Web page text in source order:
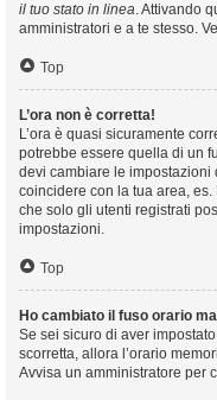
il tuo stato in linea. Attivando
amministratori e a te stesso.
Top
L’ora non è corretta!
L’ora è quasi sicuramente
potrebbe essere quella di un
devi cambiare le impostazioni
coincidere con la tua area,
che solo gli utenti registrati
impostazioni.
Top
Ho cambiato il fuso orario
Se sei sicuro di aver
scorretta, allora l’orario
Avvisa un amministratore per